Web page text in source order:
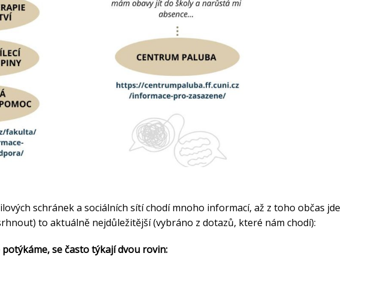
schránek a sociálních sítí chodí mnoho informací, až z toho občas jde
to aktuálně nejdůležitější (vybráno z dotazů, které nám chodí):
se často týkají dvou rovin: